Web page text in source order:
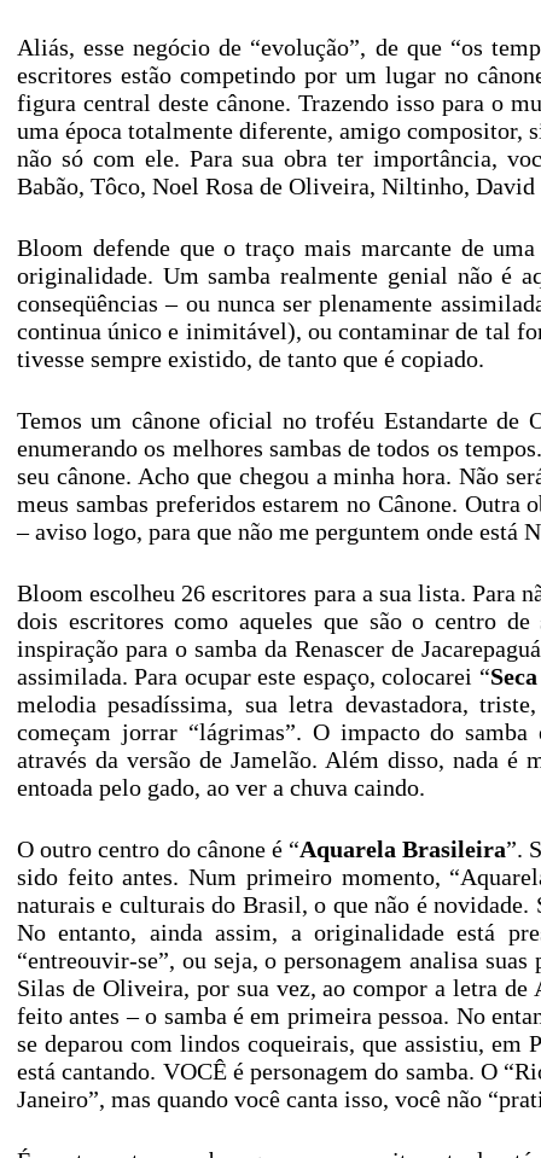
Aliás, esse negócio de “evolução”, de que “os
escritores estão competindo por um lugar no
figura central deste cânone. Trazendo isso para o
uma época totalmente diferente, amigo compositor,
não só com ele. Para sua obra ter importância,
Babão, Tôco, Noel Rosa de Oliveira, Niltinho, David
Bloom defende que o traço mais marcante de
originalidade. Um samba realmente genial não é
conseqüências – ou nunca ser plenamente
continua único e inimitável), ou contaminar de tal
tivesse sempre existido, de tanto que é copiado.
Temos um cânone oficial no troféu Estandarte de
enumerando os melhores sambas de todos os
seu cânone. Acho que chegou a minha hora. Não
meus sambas preferidos estarem no Cânone.
– aviso logo, para que não me perguntem onde está
Bloom escolheu 26 escritores para a sua lista. Para
dois escritores como aqueles que são o centro
inspiração para o samba da Renascer de
assimilada. Para ocupar este espaço, colocarei “
melodia pesadíssima, sua letra devastadora,
começam jorrar “lágrimas”. O impacto do
através da versão de Jamelão. Além disso, nada
entoada pelo gado, ao ver a chuva caindo.
O outro centro do cânone é “Aquarela Brasileira”.
sido feito antes. Num primeiro momento,
naturais e culturais do Brasil, o que não é novidade.
No entanto, ainda assim, a originalidade está
“entreouvir-se”, ou seja, o personagem analisa
Silas de Oliveira, por sua vez, ao compor a letra
feito antes – o samba é em primeira pessoa. No
se deparou com lindos coqueirais, que assistiu, em
está cantando. VOCÊ é personagem do samba. O
Janeiro”, mas quando você canta isso, você não